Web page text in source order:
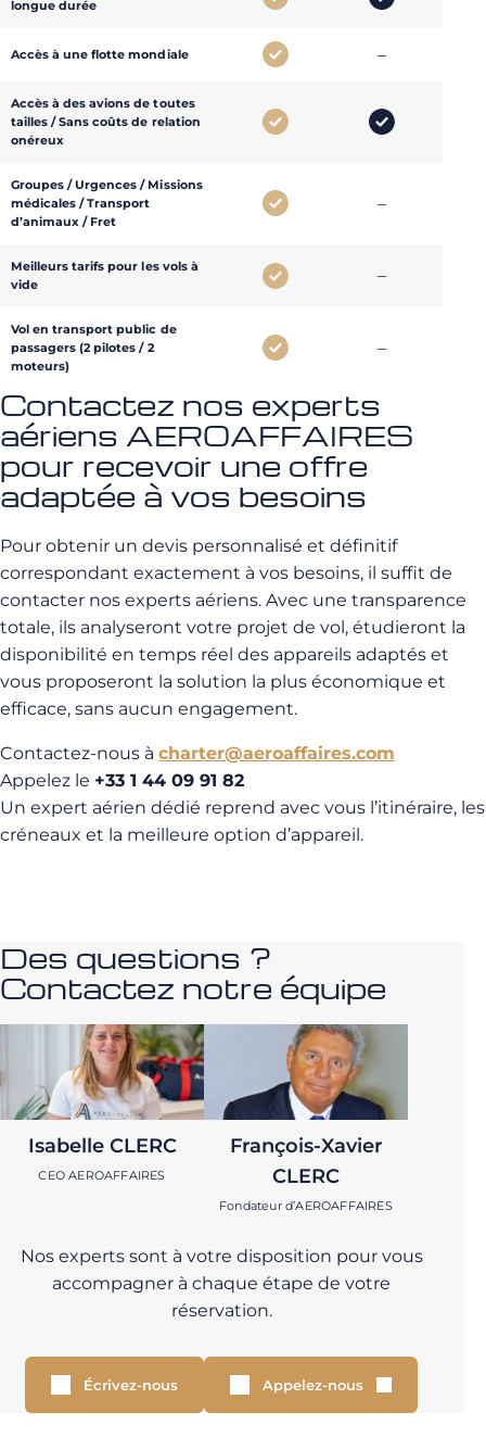
longue durée
Accès à une flotte mondiale –
Accès à des avions de toutes
tailles / Sans coûts de relation
onéreux
Groupes / Urgences / Missions
médicales / Transport
d’animaux / Fret
–
Meilleurs tarifs pour les vols à
vide
–
Vol en transport public de
passagers (2 pilotes / 2
moteurs)
–
Contactez nos experts
aériens AEROAFFAIRES
pour recevoir une offre
adaptée à vos besoins
Pour obtenir un devis personnalisé et définitif
correspondant exactement à vos besoins, il suffit de
contacter nos experts aériens. Avec une transparence
totale, ils analyseront votre projet de vol, étudieront la
disponibilité en temps réel des appareils adaptés et
vous proposeront la solution la plus économique et
efficace, sans aucun engagement.
Contactez-nous à charter@aeroaffaires.com
Appelez le +33 1 44 09 91 82
Un expert aérien dédié reprend avec vous l’itinéraire, les
créneaux et la meilleure option d’appareil.
Des questions ?
Contactez notre équipe
Isabelle CLERC
CEO AEROAFFAIRES
François-Xavier
CLERC
Fondateur d’AEROAFFAIRES
Nos experts sont à votre disposition pour vous
accompagner à chaque étape de votre
réservation.
Écrivez-nous Appelez-nous